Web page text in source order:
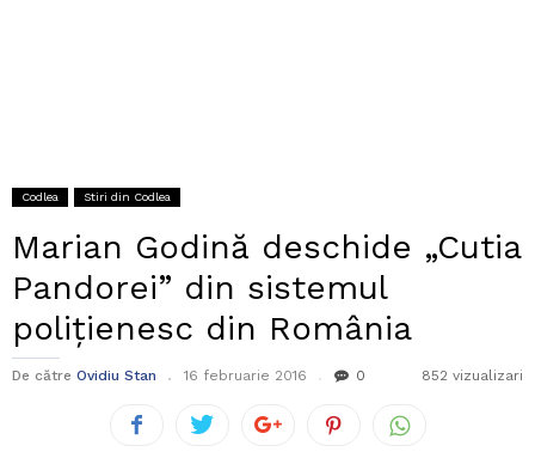
Codlea Stiri din Codlea
Marian Godină deschide „Cutia
Pandorei” din sistemul
polițienesc din România
De către Ovidiu Stan 16 februarie 2016 0 852 vizualizari